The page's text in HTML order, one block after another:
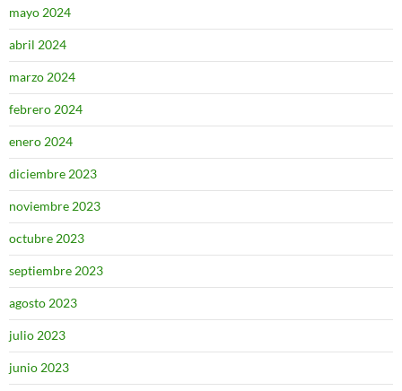
mayo 2024
abril 2024
marzo 2024
febrero 2024
enero 2024
diciembre 2023
noviembre 2023
octubre 2023
septiembre 2023
agosto 2023
julio 2023
junio 2023